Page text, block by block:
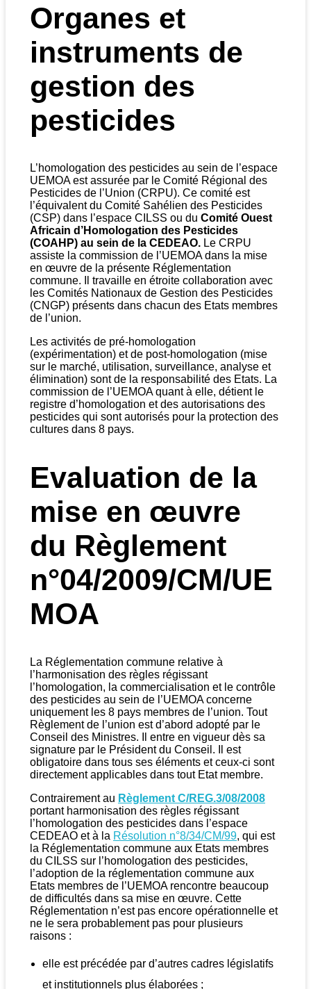
Organes et
instruments de
gestion des
pesticides
L’homologation des pesticides au sein de l’espace
UEMOA est assurée par le Comité Régional des
Pesticides de l’Union (CRPU). Ce comité est
l’équivalent du Comité Sahélien des Pesticides
(CSP) dans l’espace CILSS ou du Comité Ouest
Africain d’Homologation des Pesticides
(COAHP) au sein de la CEDEAO. Le CRPU
assiste la commission de l’UEMOA dans la mise
en œuvre de la présente Réglementation
commune. Il travaille en étroite collaboration avec
les Comités Nationaux de Gestion des Pesticides
(CNGP) présents dans chacun des Etats membres
de l’union.
Les activités de pré-homologation
(expérimentation) et de post-homologation (mise
sur le marché, utilisation, surveillance, analyse et
élimination) sont de la responsabilité des Etats. La
commission de l’UEMOA quant à elle, détient le
registre d’homologation et des autorisations des
pesticides qui sont autorisés pour la protection des
cultures dans 8 pays.
Evaluation de la
mise en œuvre
du Règlement
n°04/2009/CM/UE
MOA
La Réglementation commune relative à
l’harmonisation des règles régissant
l’homologation, la commercialisation et le contrôle
des pesticides au sein de l’UEMOA concerne
uniquement les 8 pays membres de l’union. Tout
Règlement de l’union est d’abord adopté par le
Conseil des Ministres. Il entre en vigueur dès sa
signature par le Président du Conseil. Il est
obligatoire dans tous ses éléments et ceux-ci sont
directement applicables dans tout Etat membre.
Contrairement au Règlement C/REG.3/08/2008
portant harmonisation des règles régissant
l’homologation des pesticides dans l’espace
CEDEAO et à la Résolution n°8/34/CM/99, qui est
la Réglementation commune aux Etats membres
du CILSS sur l’homologation des pesticides,
l’adoption de la réglementation commune aux
Etats membres de l’UEMOA rencontre beaucoup
de difficultés dans sa mise en œuvre. Cette
Réglementation n’est pas encore opérationnelle et
ne le sera probablement pas pour plusieurs
raisons :
elle est précédée par d’autres cadres législatifs
et institutionnels plus élaborées ;